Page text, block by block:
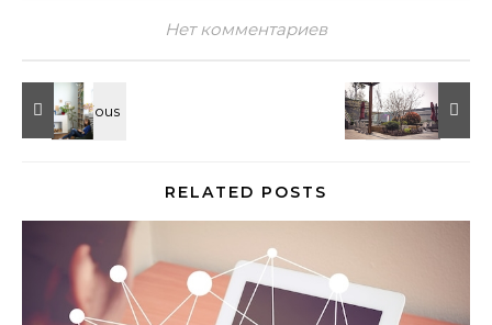
Нет комментариев
RELATED POSTS